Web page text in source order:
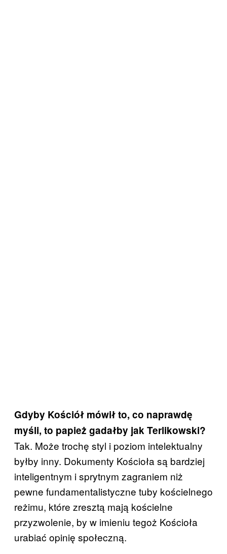
Gdyby Kościół mówił to, co naprawdę
myśli, to papież gadałby jak Terlikowski?
Tak. Może trochę styl i poziom intelektualny
byłby inny. Dokumenty Kościoła są bardziej
inteligentnym i sprytnym zagraniem niż
pewne fundamentalistyczne tuby kościelnego
reżimu, które zresztą mają kościelne
przyzwolenie, by w imieniu tegoż Kościoła
urabiać opinię społeczną.